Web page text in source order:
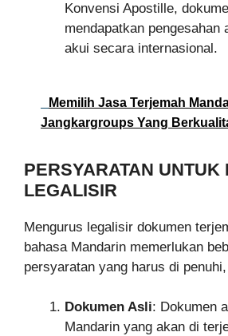
Konvensi Apostille,
mendapatkan pengesahan
akui secara internasional.
Memilih Jasa Terjemah
Jangkargroups Yang
PERSYARATAN UNTUK
LEGALISIR
Mengurus legalisir dokumen
bahasa Mandarin memerlukan
persyaratan yang harus di
Dokumen Asli: Dokumen
Mandarin yang akan di